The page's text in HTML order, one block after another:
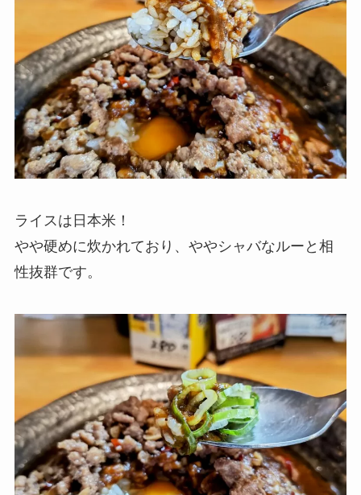
ライスは日本米！
やや硬めに炊かれており、ややシャバなルーと相
性抜群です。